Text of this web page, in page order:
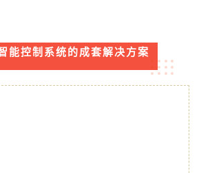
能控制系统的成套解决方案